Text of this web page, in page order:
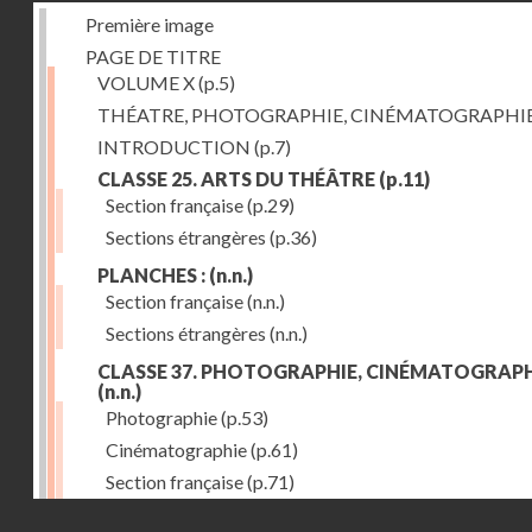
Première image
PAGE DE TITRE
VOLUME X(p.5)
THÉATRE, PHOTOGRAPHIE,
INTRODUCTION (p.7)
CLASSE 25. ARTS DU THÉÂTRE (p.11)
Section française(p.29)
Sections étrangères (p.36)
PLANCHES : (n.n.)
Section française(n.n.)
Sections étrangères (n.n.)
CLASSE 37. PHOTOGRAPHIE,
(n.n.)
Photographie(p.53)
Cinématographie(p.61)
Section française(p.71)